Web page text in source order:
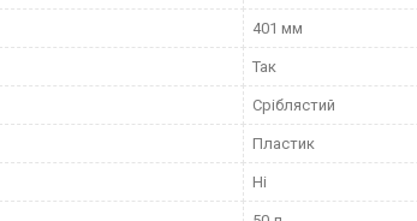
401 мм
Так
Сріблястий
Пластик
Ні